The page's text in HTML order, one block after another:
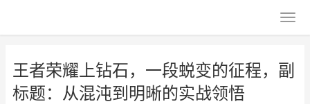
王者荣耀上钻石，一段蜕变的征程，副
标题：从混沌到明晰的实战领悟